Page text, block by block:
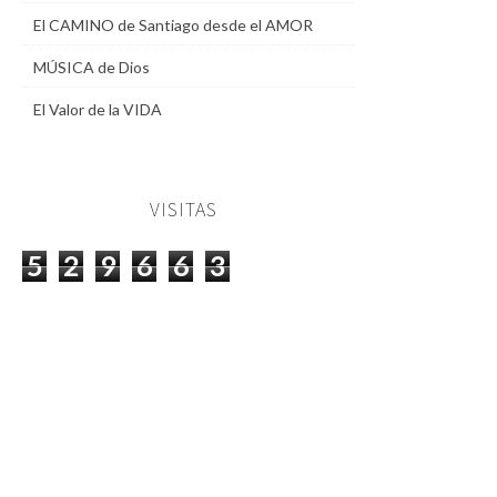
El CAMINO de Santiago desde el AMOR
MÚSICA de Dios
El Valor de la VIDA
VISITAS
5 2 9 6 6 3